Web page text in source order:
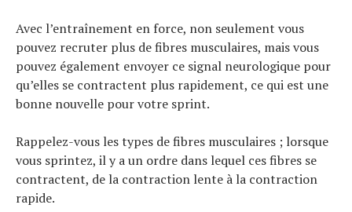
Avec l’entraînement en force, non seulement vous
pouvez recruter plus de fibres musculaires, mais vous
pouvez également envoyer ce signal neurologique pour
qu’elles se contractent plus rapidement, ce qui est une
bonne nouvelle pour votre sprint.
Rappelez-vous les types de fibres musculaires ; lorsque
vous sprintez, il y a un ordre dans lequel ces fibres se
contractent, de la contraction lente à la contraction
rapide.